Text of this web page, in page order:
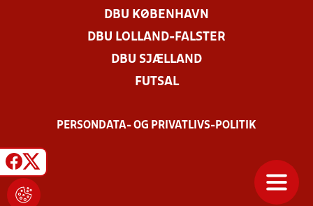
DBU KØBENHAVN
DBU LOLLAND-FALSTER
DBU SJÆLLAND
FUTSAL
PERSONDATA- OG PRIVATLIVS-POLITIK